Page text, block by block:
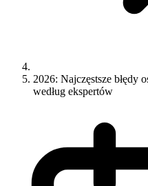
2026: Najczęstsze błędy
według ekspertów